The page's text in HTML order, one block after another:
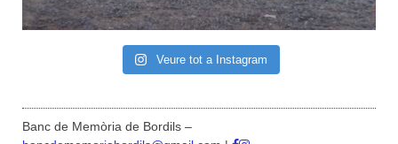
Veure tot a Instagram
Banc de Memòria de Bordils –